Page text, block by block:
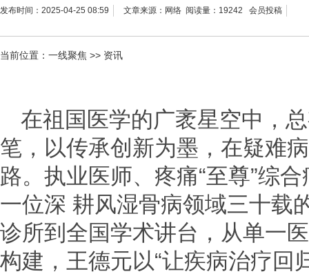
发布时间：2025-04-25 08:59 文章来源：网络 阅读量：19242 会员投稿
当前位置： 一线聚焦 >> 资讯
在祖国医学的广袤星空中，
笔，以传承创新为墨，在疑难
路。执业医师、疼痛“至尊”综
一位深 耕风湿骨病领域三十载
诊所到全国学术讲台，从单一
构建，王德元以“让疾病治疗回